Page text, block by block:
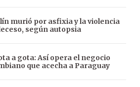
murió por asfixia y la violencia
según autopsia
a gota: Así opera el negocio
que acecha a Paraguay